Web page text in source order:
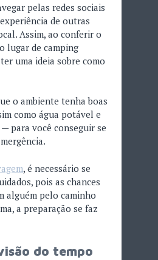
pelas redes sociais
de outras
Assim, ao conferir o
lugar de camping
uma ideia sobre como
o ambiente tenha boas
como água potável e
para você conseguir se
, é necessário se
pois as chances
alguém pelo caminho
a preparação se faz
do tempo